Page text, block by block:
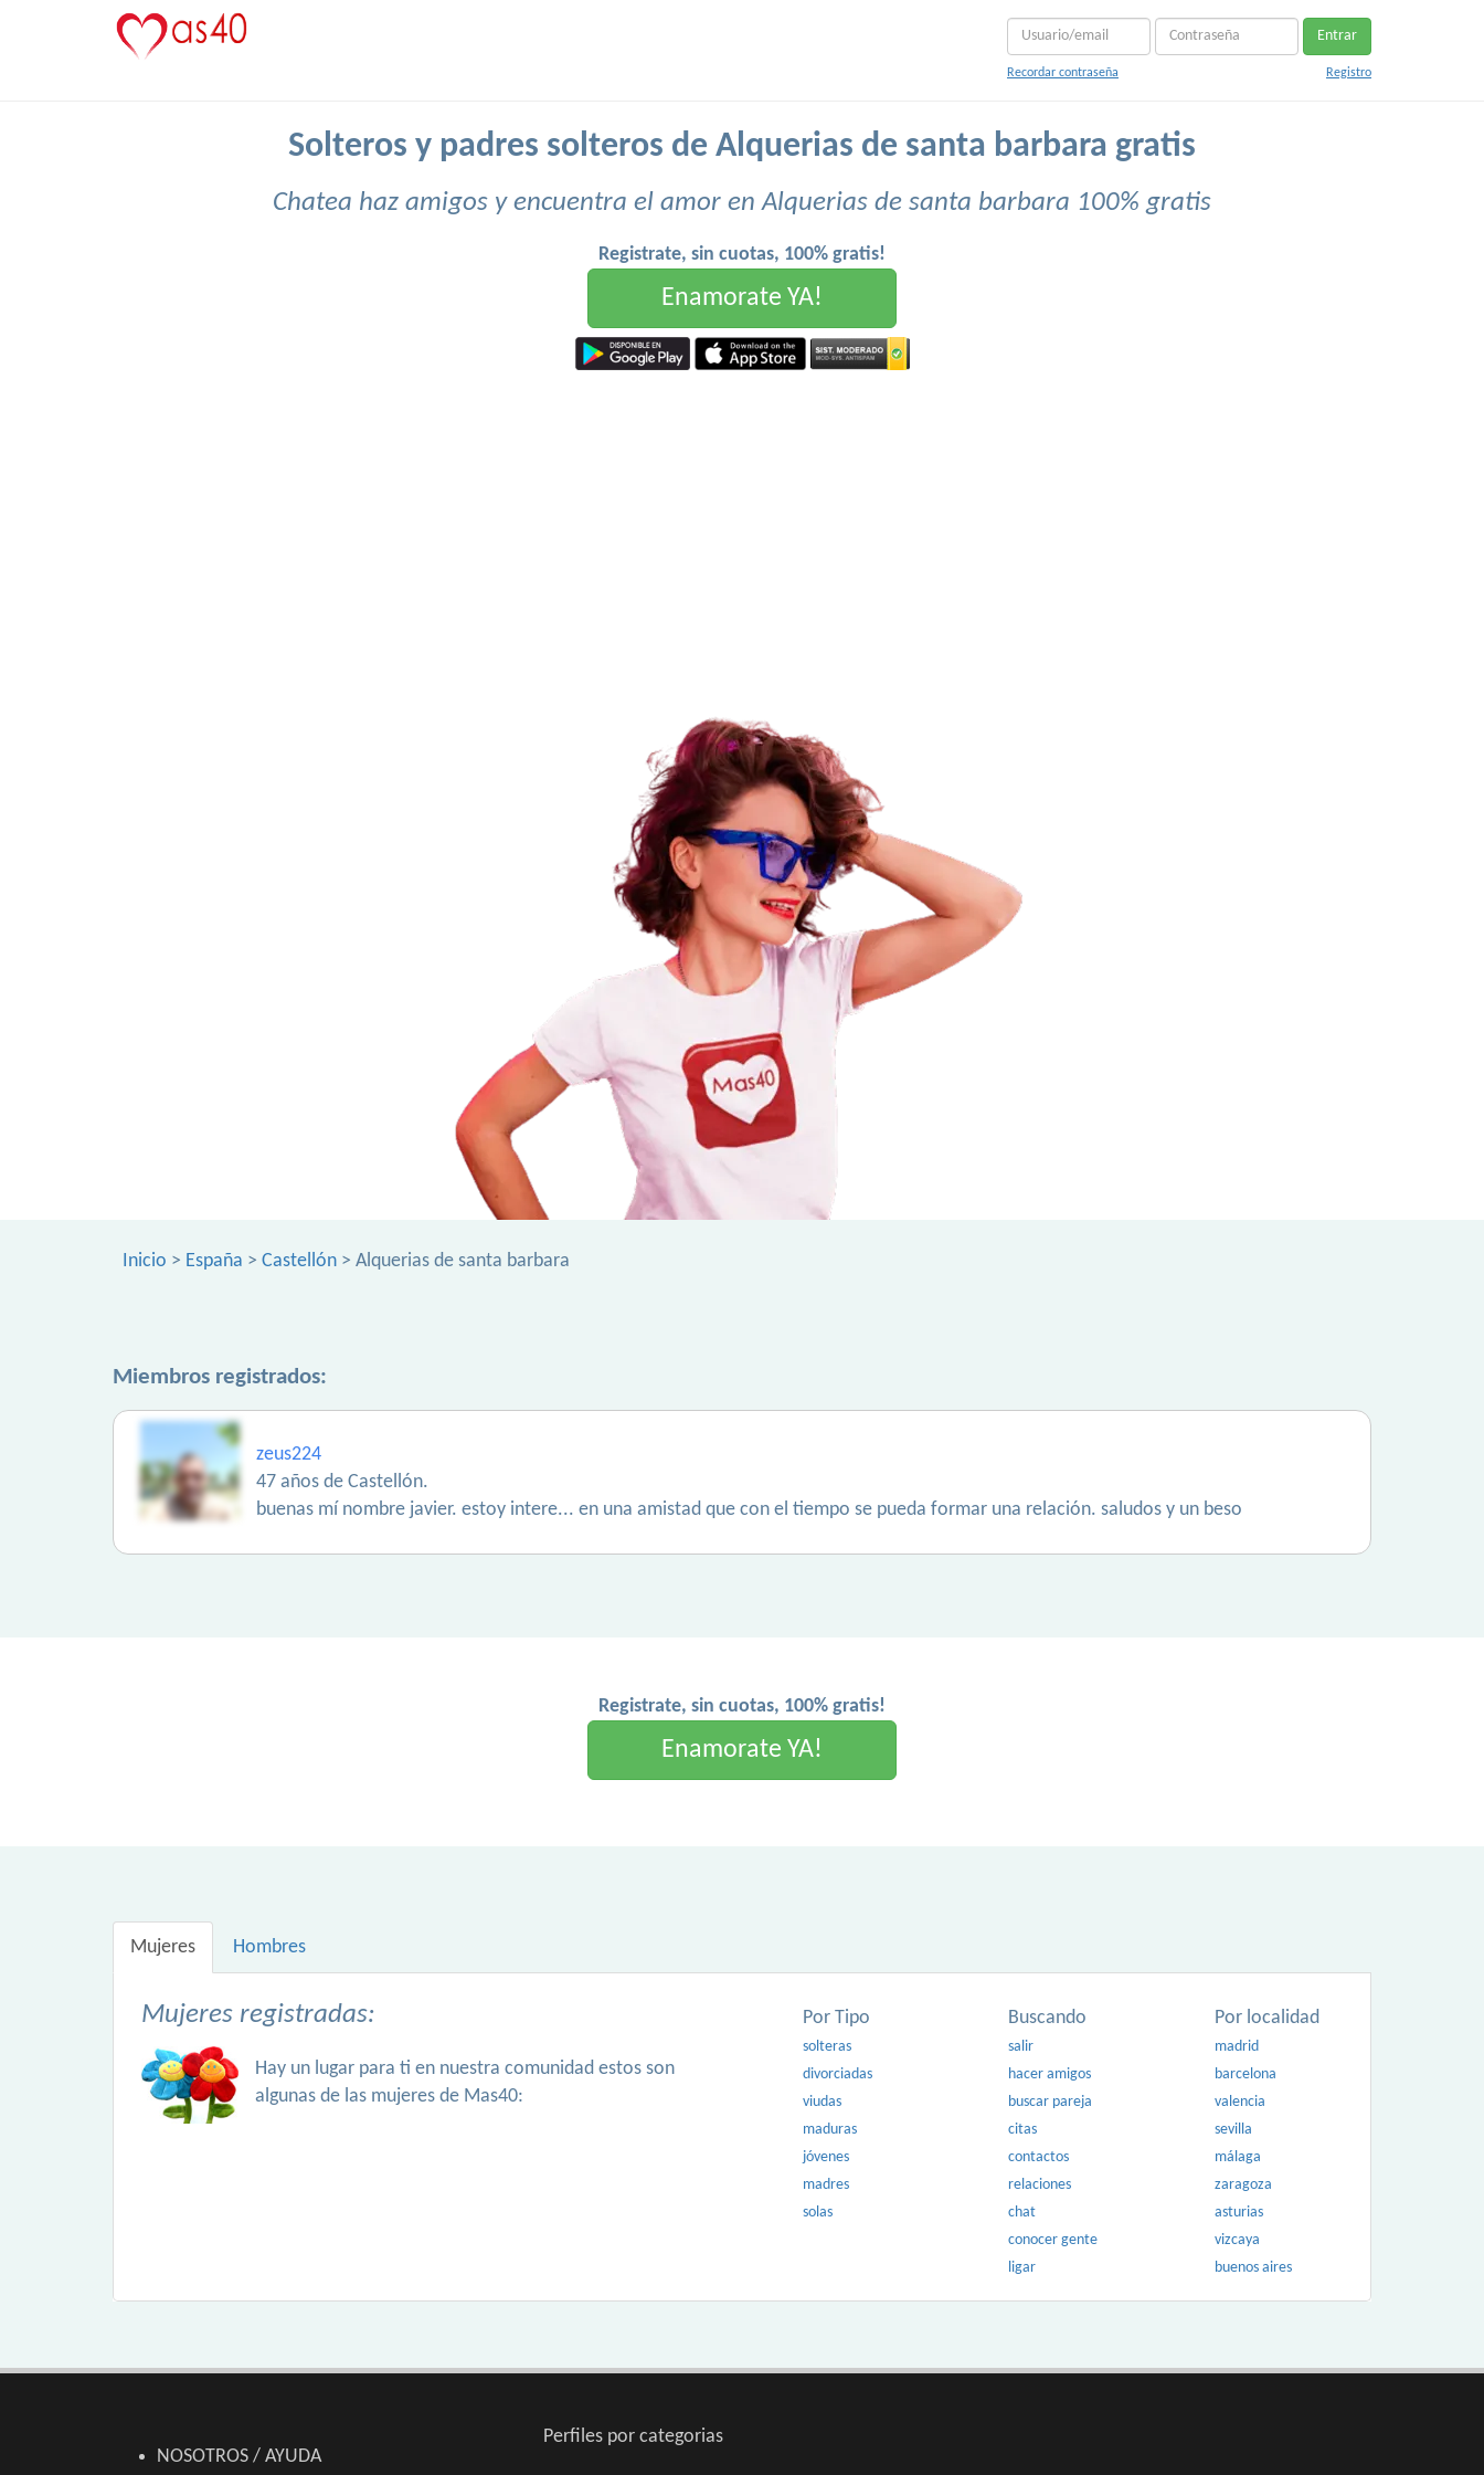
Entrar
Recordar contraseña Registro
Solteros y padres solteros de Alquerias de santa barbara gratis
Chatea haz amigos y encuentra el amor en Alquerias de santa barbara 100% gratis
Registrate, sin cuotas, 100% gratis!
Enamorate YA!
Inicio > España > Castellón > Alquerias de santa barbara
Miembros registrados:
zeus224
47 años de Castellón.
buenas mí nombre javier. estoy intere... en una amistad que con el tiempo se pueda formar una relación. saludos y un beso
Registrate, sin cuotas, 100% gratis!
Enamorate YA!
Mujeres Hombres
Mujeres registradas:
Hay un lugar para ti en nuestra comunidad estos son
algunas de las mujeres de Mas40:
Por Tipo
solteras
divorciadas
viudas
maduras
jóvenes
madres
solas
Buscando
salir
hacer amigos
buscar pareja
citas
contactos
relaciones
chat
conocer gente
ligar
Por localidad
madrid
barcelona
valencia
sevilla
málaga
zaragoza
asturias
vizcaya
buenos aires
NOSOTROS / AYUDA
Perfiles por categorias